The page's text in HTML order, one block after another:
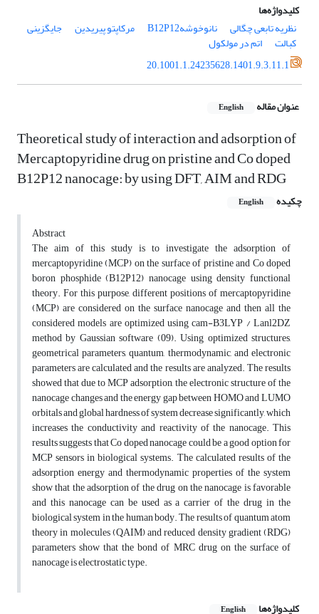
کلیدواژه‌ها
نظریه تابعی چگالی
نانوخوشهB12P12 مرکاپتو پیریدین جایگزینی
کبالت
اتم در مولکول
20.1001.1.24235628.1401.9.3.11.1
عنوان مقاله English
Theoretical study of interaction and adsorption of
Mercaptopyridine drug on pristine and Co doped
B12P12 nanocage: by using DFT, AIM and RDG
چکیده English
Abstract
The aim of this study is to investigate the adsorption of
mercaptopyridine (MCP) on the surface of pristine and Co doped
boron phosphide (B12P12) nanocage using density functional
theory. For this purpose, different positions of mercaptopyridine
(MCP) are considered on the surface nanocage and then all the
considered models are optimized using cam-B3LYP / Lanl2DZ
method by Gaussian software (09). Using optimized structures,
geometrical parameters, quantum, thermodynamic, and electronic
parameters are calculated and the results are analyzed. The results
showed that due to MCP adsorption, the electronic structure of the
nanocage changes and the energy gap between HOMO and LUMO
orbitals and global hardness of system decrease significantly, which
increases the conductivity and reactivity of the nanocage. This
results suggests that Co doped nanocage could be a good option for
MCP sensors in biological systems. The calculated results of the
adsorption energy and thermodynamic properties of the system
show that the adsorption of the drug on the nanocage is favorable
and this nanocage can be used as a carrier of the drug in the
biological system in the human body. The results of quantum atom
theory in molecules (QAIM) and reduced density gradient (RDG)
parameters show that the bond of MRC drug on the surface of
nanocage is electrostatic type.
کلیدواژه‌ها English